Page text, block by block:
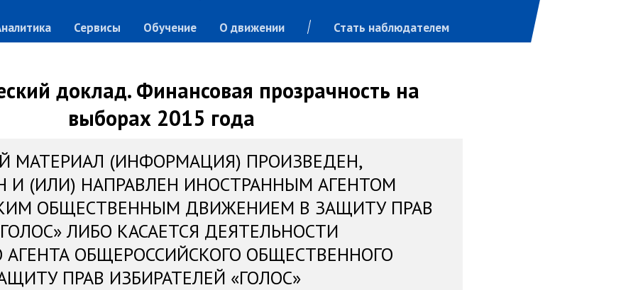
Сервисы Обучение О движении Стать наблюдателем
доклад. Финансовая прозрачность на
выборах 2015 года
МАТЕРИАЛ (ИНФОРМАЦИЯ) ПРОИЗВЕДЕН,
И (ИЛИ) НАПРАВЛЕН ИНОСТРАННЫМ АГЕНТОМ
ОБЩЕСТВЕННЫМ ДВИЖЕНИЕМ В ЗАЩИТУ ПРАВ
ЛИБО КАСАЕТСЯ ДЕЯТЕЛЬНОСТИ
АГЕНТА ОБЩЕРОССИЙСКОГО ОБЩЕСТВЕННОГО
ПРАВ ИЗБИРАТЕЛЕЙ «ГОЛОС»